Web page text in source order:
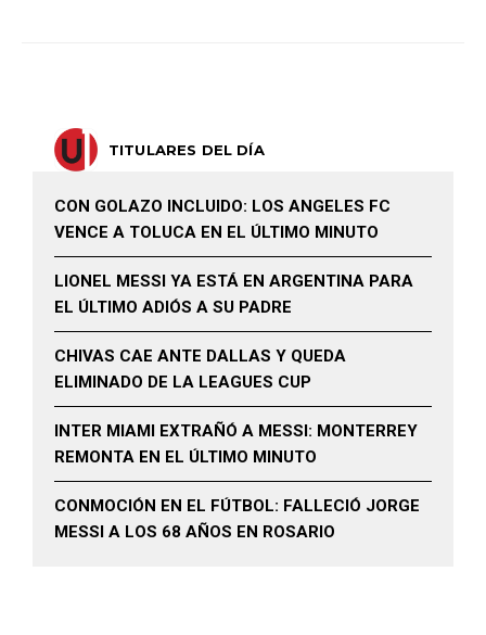
TITULARES DEL DÍA
CON GOLAZO INCLUIDO: LOS ANGELES FC
VENCE A TOLUCA EN EL ÚLTIMO MINUTO
LIONEL MESSI YA ESTÁ EN ARGENTINA PARA
EL ÚLTIMO ADIÓS A SU PADRE
CHIVAS CAE ANTE DALLAS Y QUEDA
ELIMINADO DE LA LEAGUES CUP
INTER MIAMI EXTRAÑÓ A MESSI: MONTERREY
REMONTA EN EL ÚLTIMO MINUTO
CONMOCIÓN EN EL FÚTBOL: FALLECIÓ JORGE
MESSI A LOS 68 AÑOS EN ROSARIO